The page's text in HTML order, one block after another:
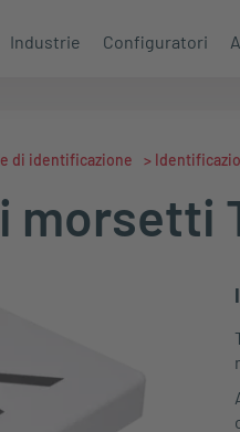
Industrie Configuratori
di identificazione >
morsetti